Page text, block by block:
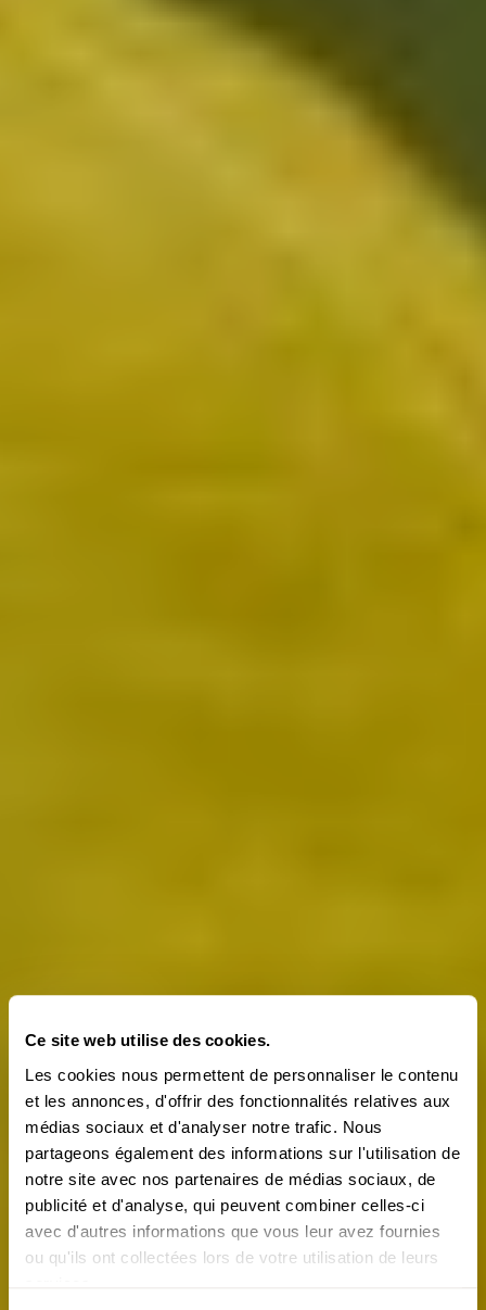
Ce site web utilise des cookies.
Les cookies nous permettent de personnaliser le contenu
et les annonces, d'offrir des fonctionnalités relatives aux
médias sociaux et d'analyser notre trafic. Nous
partageons également des informations sur l'utilisation de
notre site avec nos partenaires de médias sociaux, de
publicité et d'analyse, qui peuvent combiner celles-ci
avec d'autres informations que vous leur avez fournies
ou qu'ils ont collectées lors de votre utilisation de leurs
REPORTAGES SUR LA RANDONNÉE